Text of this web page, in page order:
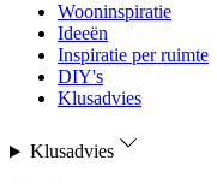
Wooninspiratie
Ideeën
Inspiratie per ruimte
DIY's
Klusadvies
Klusadvies